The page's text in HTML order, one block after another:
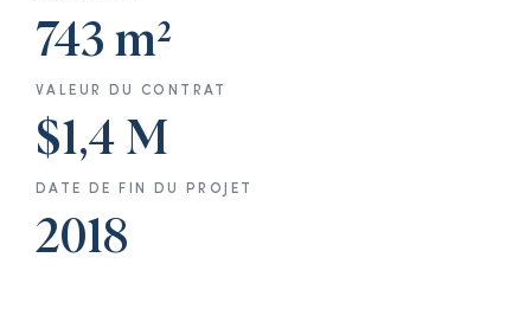
743 m²
VALEUR DU CONTRAT
$1,4 M
DATE DE FIN DU PROJET
2018